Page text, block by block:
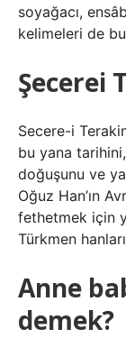
soyağacı,
kelimeleri de bu
Şecerei
Secere-i
bu yana
doğuşunu ve
Oğuz Han’ın
fethetmek için
Türkmen
Anne
demek?